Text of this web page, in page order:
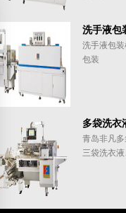
洗手液包
洗手液包
包装
多袋洗衣
青岛非凡多
三袋洗衣液